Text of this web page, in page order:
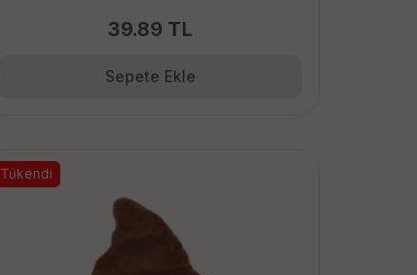
39.89 TL
Sepete Ekle
Tükendi